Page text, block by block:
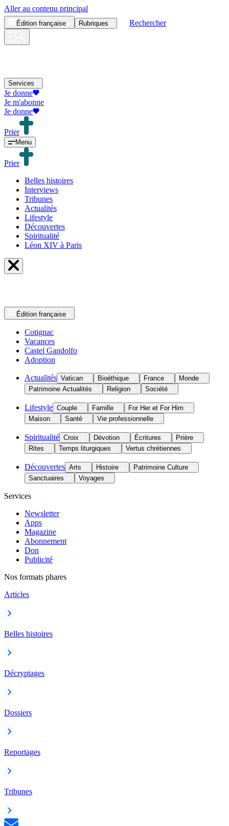
Aller au contenu principal
Édition française Rubriques Rechercher
Services
Je donne
Je m'abonne
Je donne
Prier
Menu
Prier
Belles histoires
Interviews
Tribunes
Actualités
Lifestyle
Découvertes
Spiritualité
Léon XIV à Paris
Édition française
Cotignac
Vacances
Castel Gandolfo
Adoption
Actualités Vatican Bioéthique France
Monde
Patrimoine Actualités
Religion Société
Lifestyle Couple Famille
For Her et For Him
Maison
Santé Vie professionnelle
Spiritualité Croix Dévotion Écritures
Prière
Rites
Temps liturgiques Vertus chrétiennes
Découvertes Arts Histoire
Patrimoine Culture
Sanctuaires
Voyages
Services
Newsletter
Apps
Magazine
Abonnement
Don
Publicité
Nos formats phares
Articles
Belles histoires
Décryptages
Dossiers
Reportages
Tribunes